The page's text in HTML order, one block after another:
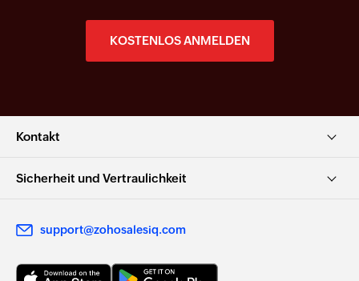
KOSTENLOS ANMELDEN
Kontakt
Sicherheit und Vertraulichkeit
support@zohosalesiq.com